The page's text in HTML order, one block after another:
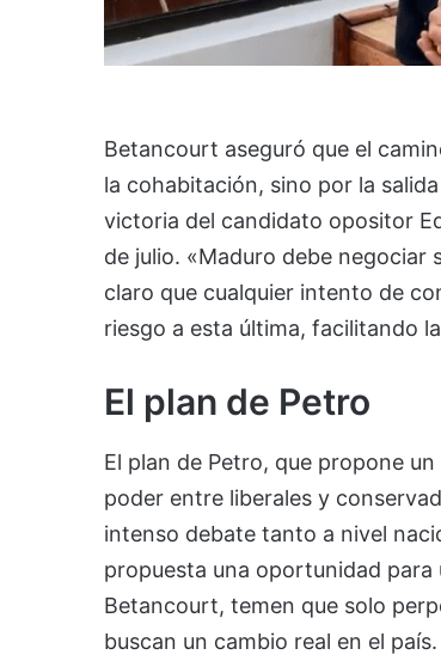
Betancourt aseguró que el
la cohabitación, sino por la
victoria del candidato opositor
de julio. «Maduro debe negociar
claro que cualquier intento de
riesgo a esta última, facilitando
El plan de Petro
El plan de Petro, que propone
poder entre liberales y
intenso debate tanto a nivel
propuesta una oportunidad
Betancourt, temen que solo
buscan un cambio real en el país.